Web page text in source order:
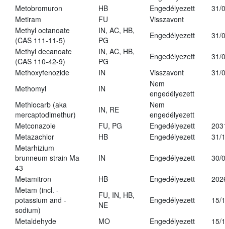
Metobromuron
HB Engedélyezett
31/
Metiram
FU
Visszavont
Methyl octanoate
(CAS 111-11-5)
IN, AC, HB,
PG
Engedélyezett
31/
Methyl decanoate
(CAS 110-42-9)
IN, AC, HB,
PG
Engedélyezett
31/
Methoxyfenozide
IN Visszavont
31/
Methomyl
IN
Nem
engedélyezett
Methiocarb (aka
mercaptodimethur)
IN, RE
Nem
engedélyezett
Metconazole
FU, PG Engedélyezett
Metazachlor
HB Engedélyezett
31/
Metarhizium
brunneum strain Ma
43
IN Engedélyezett 30/
Metamitron HB Engedélyezett
Metam (incl. -
potassium and -
sodium)
FU, IN, HB,
NE
Engedélyezett 15/
Metaldehyde MO Engedélyezett
15/